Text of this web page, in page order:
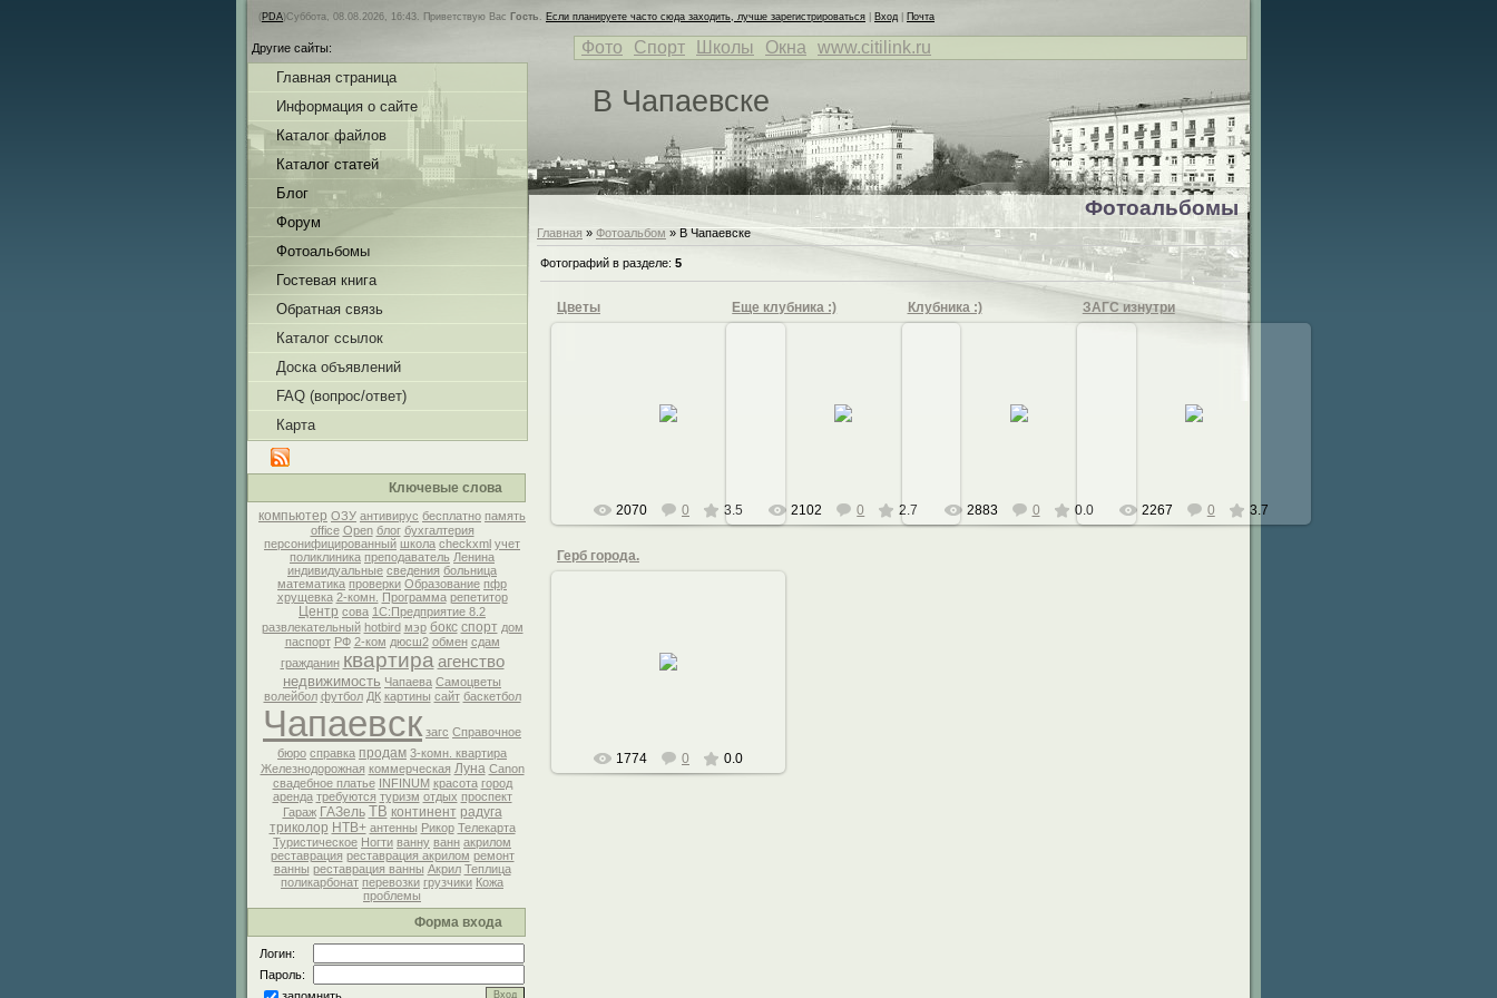
(PDA)Суббота, 08.08.2026, 16:43. Приветствую Вас Гость . Если планируете часто сюда заходить, лучше зарегистрироваться Вход Почта
Другие сайты: Фото Спорт Школы Окна www.citilink.ru
Главная страница
Информация о сайте
Каталог файлов
Каталог статей
Блог
Форум
Фотоальбомы
Гостевая книга
Обратная связь
Каталог ссылок
Доска объявлений
FAQ (вопрос/ответ)
Карта
Ключевые слова
компьютер ОЗУ антивирус бесплатно память
office Open блог бухгалтерия
персонифицированный школа checkxml учет
поликлиника преподаватель Ленина
индивидуальные сведения больница
математика проверки Образование пфр
хрущевка 2-комн. Программа репетитор
Центр сова 1С:Предприятие 8.2
развлекательный hotbird мэр бокс спорт дом
паспорт РФ 2-ком дюсш2 обмен сдам
гражданин квартира агенство
недвижимость Чапаева Самоцветы
волейбол футбол ДК картины сайт баскетбол
Чапаевск загс Справочное
бюро справка продам 3-комн. квартира
Железнодорожная коммерческая Луна Canon
свадебное платье INFINUM красота город
аренда требуются туризм отдых проспект
Гараж ГАЗель ТВ континент радуга
триколор НТВ+ антенны Рикор Телекарта
Туристическое Ногти ванну ванн акрилом
реставрация реставрация акрилом ремонт
ванны реставрация ванны Акрил Теплица
поликарбонат перевозки грузчики Кожа
проблемы
Форма входа
Логин:
Пароль:
В Чапаевске
Фотоальбомы
Главная » Фотоальбом » В Чапаевске
Фотографий в разделе: 5
Цветы
25.11.2010
2070 0 3.5
Еще клубника :)
25.11.2010
2102 0 2.7
Клубника :)
25.11.2010
2883 0 0.0
ЗАГС изнутри
19.11.2010
2267 0 3.7
Герб города.
Начнем, пожалуй, с герба.
1774 0 0.0